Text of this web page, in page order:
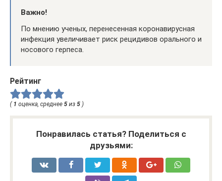
Важно!
По мнению ученых, перенесенная коронавирусная
инфекция увеличивает риск рецидивов орального и
носового герпеса.
Рейтинг
( 1 оценка, среднее 5 из 5 )
Понравилась статья? Поделиться с
друзьями: